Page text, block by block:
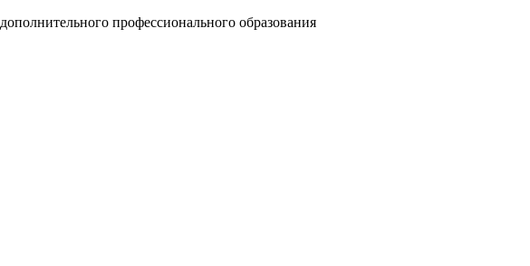
профессионального образования